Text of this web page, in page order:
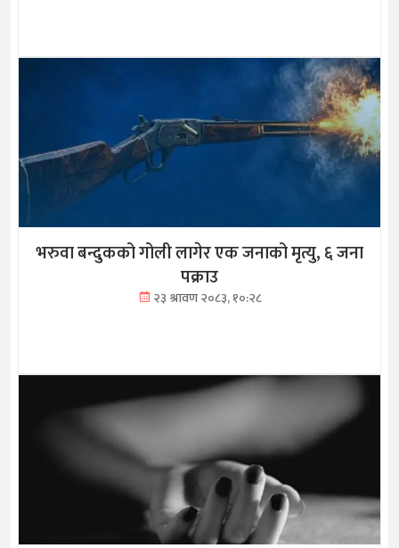
भरुवा बन्दुकको गोली लागेर एक जनाको मृत्यु, ६ जना
पक्राउ
२३ श्रावण २०८३, १०:२८